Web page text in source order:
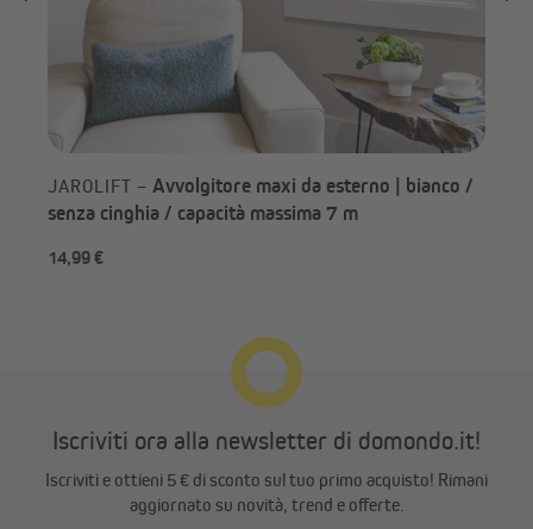
JAROLIFT – Avvolgitore maxi da esterno | bianco /
senza cinghia / capacità massima 7 m
14,99 €
Iscriviti ora alla newsletter di domondo.it!
Iscriviti e ottieni 5 € di sconto sul tuo primo acquisto! Rimani
aggiornato su novità, trend e offerte.